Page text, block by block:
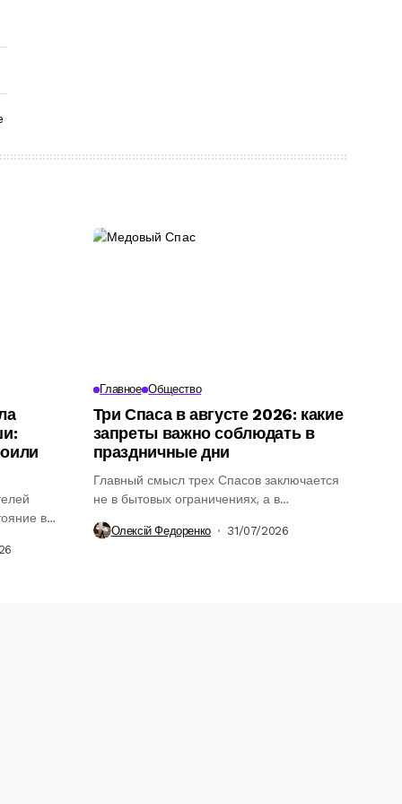
в
Главное Общество
Три Спаса в августе 2026: какие
запреты важно соблюдать в
праздничные дни
Главный смысл трех Спасов заключается
не в бытовых ограничениях, а в
духовном...
Олексій Федоренко 31/07/2026